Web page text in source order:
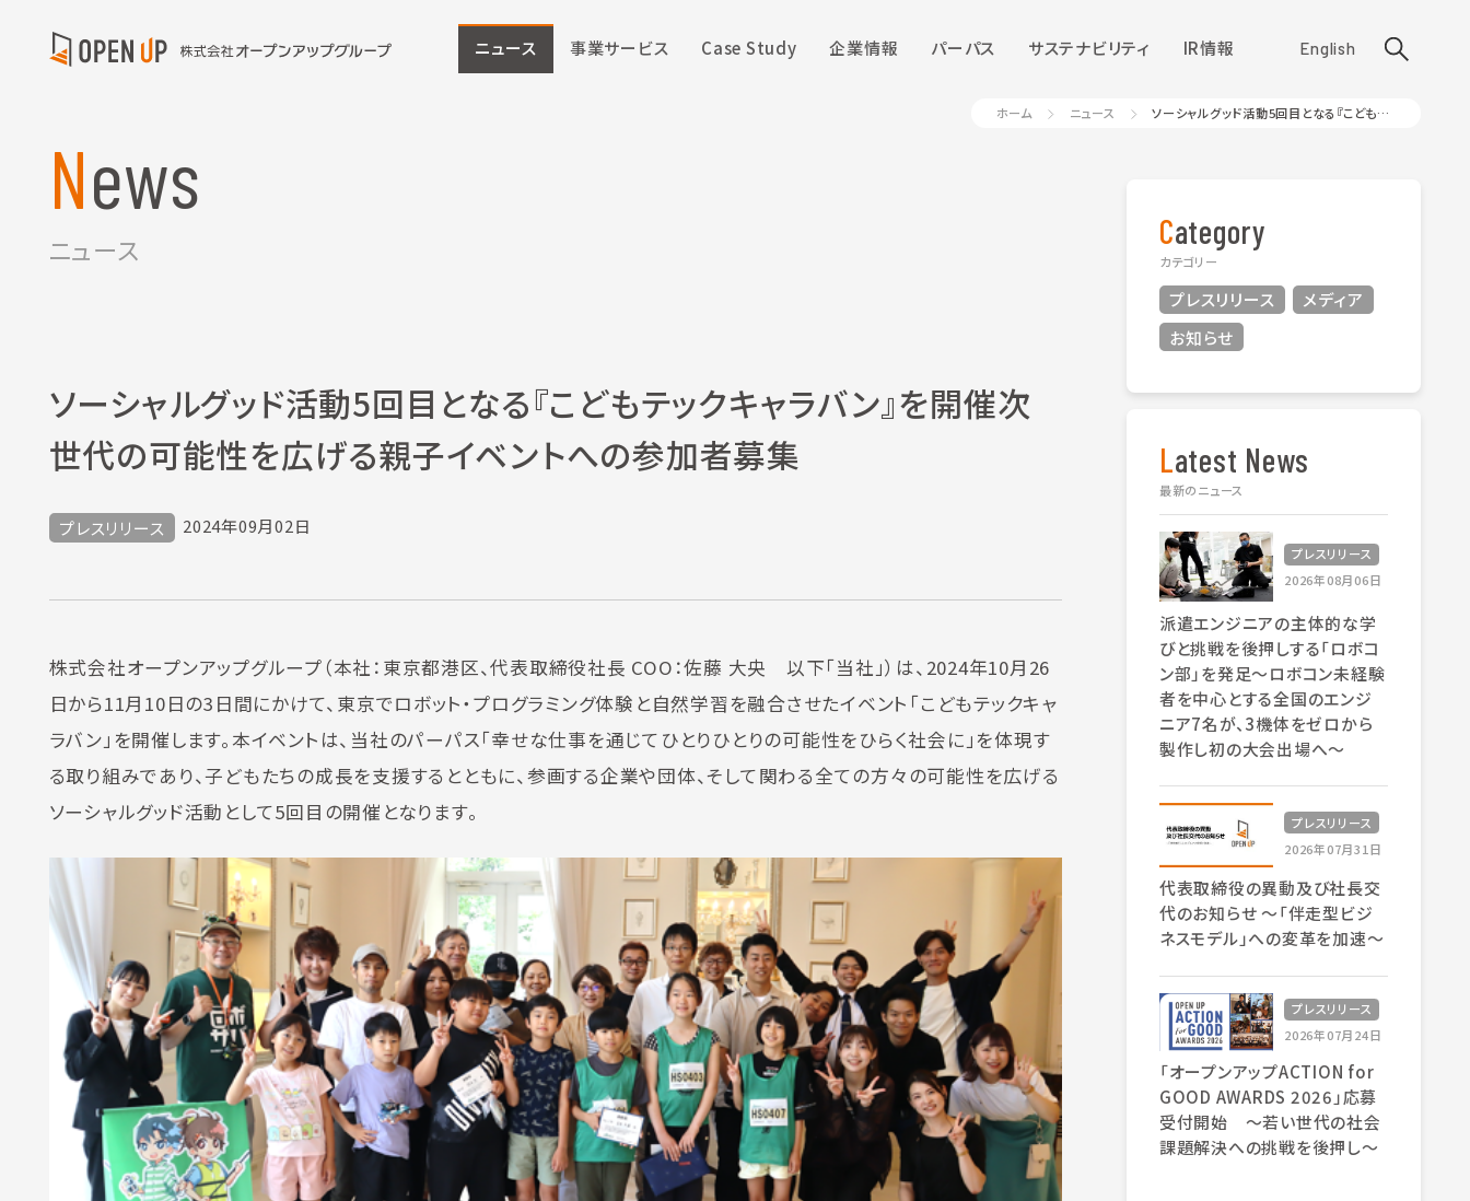
ニュース 事業サービス Case Study 企業情報 パーパス サステナビリティ IR情報 English
ホーム ニュース ソーシャルグッド活動5回目となる『こどもテックキャラバン』を開催次世代の可能性を広げる親子イベントへの参加者募集
News
ニュース
ソーシャルグッド活動5回目となる『こどもテックキャラバン』を開催次
世代の可能性を広げる親子イベントへの参加者募集
プレスリリース 2024年09月02日
株式会社オープンアップグループ（本社：東京都港区、代表取締役社長 COO：佐藤 大央 以下「当社」）は、2024年10月26
日から11月10日の3日間にかけて、東京でロボット・プログラミング体験と自然学習を融合させたイベント「こどもテックキャ
ラバン」を開催します。本イベントは、当社のパーパス「幸せな仕事を通じてひとりひとりの可能性をひらく社会に」を体現す
る取り組みであり、子どもたちの成長を支援するとともに、参画する企業や団体、そして関わる全ての方々の可能性を広げる
ソーシャルグッド活動として5回目の開催となります。
Category
カテゴリー
プレスリリース
メディア
お知らせ
Latest News
最新のニュース
プレスリリース
2026年08月06日
派遣エンジニアの主体的な学
びと挑戦を後押しする「ロボコ
ン部」を発足～ロボコン未経験
者を中心とする全国のエンジ
ニア7名が、3機体をゼロから
製作し初の大会出場へ～
プレスリリース
2026年07月31日
代表取締役の異動及び社長交
代のお知らせ 〜「伴走型ビジ
ネスモデル」への変革を加速〜
プレスリリース
2026年07月24日
「オープンアップACTION for
GOOD AWARDS 2026」応募
受付開始 〜若い世代の社会
課題解決への挑戦を後押し〜